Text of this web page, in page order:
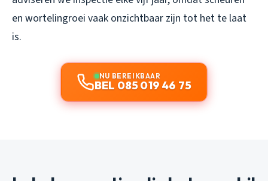
en wortelingroei vaak onzichtbaar zijn tot het te laat
is.
NU BEREIKBAAR
BEL 085 019 46 75